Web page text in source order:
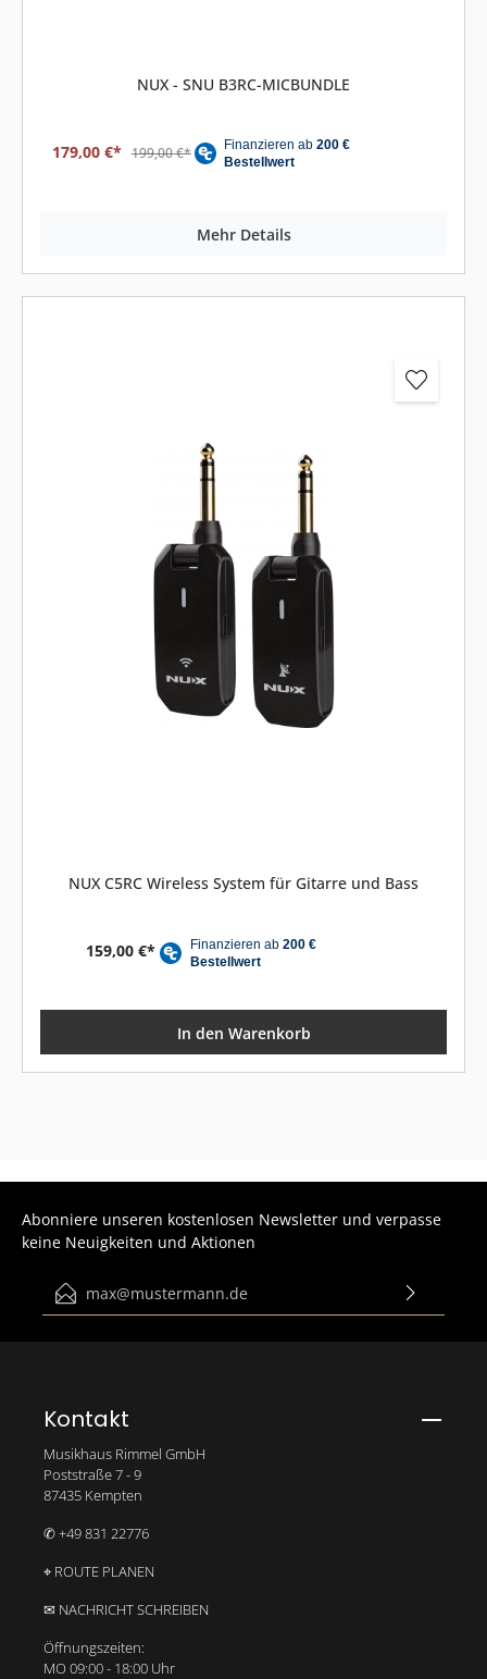
NUX - SNU B3RC-MICBUNDLE
179,00 €* 199,00 €*
Mehr Details
NUX C5RC Wireless System für Gitarre und Bass
159,00 €*
In den Warenkorb
Abonniere unseren kostenlosen Newsletter und verpasse
keine Neuigkeiten und Aktionen
E-Mail-Adresse*
Kontakt
Musikhaus Rimmel GmbH
Poststraße 7 - 9
87435 Kempten
✆ +49 831 22776
⌖ ROUTE PLANEN
✉ NACHRICHT SCHREIBEN
Öffnungszeiten:
MO 09:00 - 18:00 Uhr